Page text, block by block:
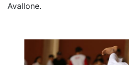
Avallone.